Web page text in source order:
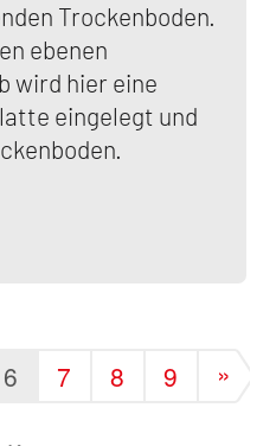
Trockenboden.
ebenen
wird hier eine
eingelegt und
6 7 8 9 »